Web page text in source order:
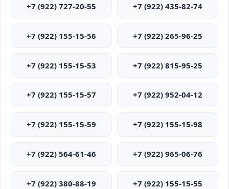
+7 (922) 727-20-55 +7 (922) 435-82-74
+7 (922) 155-15-56 +7 (922) 265-96-25
+7 (922) 155-15-53 +7 (922) 815-95-25
+7 (922) 155-15-57 +7 (922) 952-04-12
+7 (922) 155-15-59 +7 (922) 155-15-98
+7 (922) 564-61-46 +7 (922) 965-06-76
+7 (922) 380-88-19 +7 (922) 155-15-55